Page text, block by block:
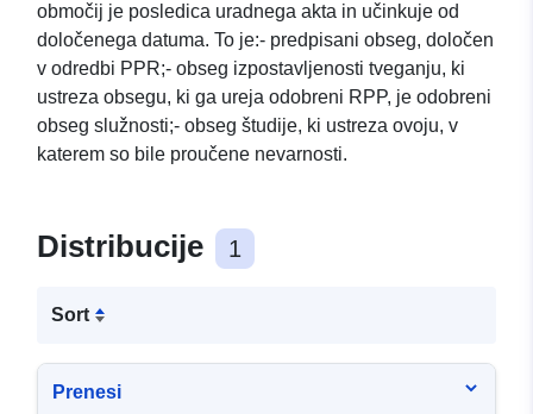
območij je posledica uradnega akta in učinkuje od
določenega datuma. To je:- predpisani obseg, določen
v odredbi PPR;- obseg izpostavljenosti tveganju, ki
ustreza obsegu, ki ga ureja odobreni RPP, je odobreni
obseg služnosti;- obseg študije, ki ustreza ovoju, v
katerem so bile proučene nevarnosti.
Distribucije 1
Sort
Prenesi